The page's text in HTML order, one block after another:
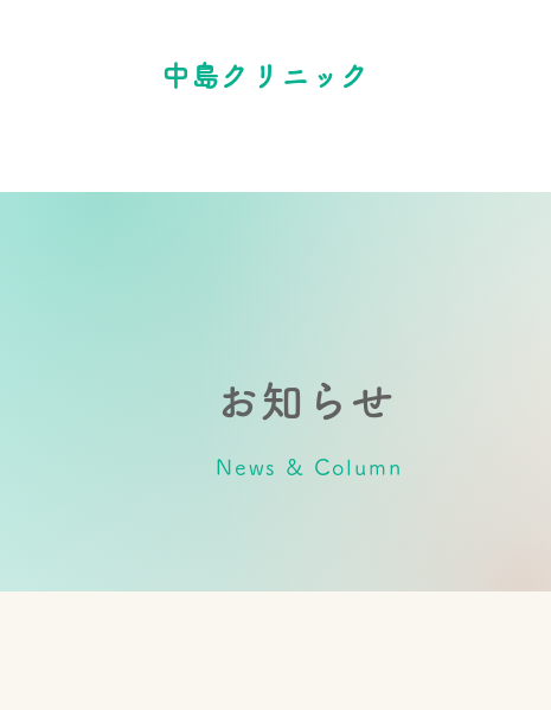
中島クリニック
お知らせ
News & Column